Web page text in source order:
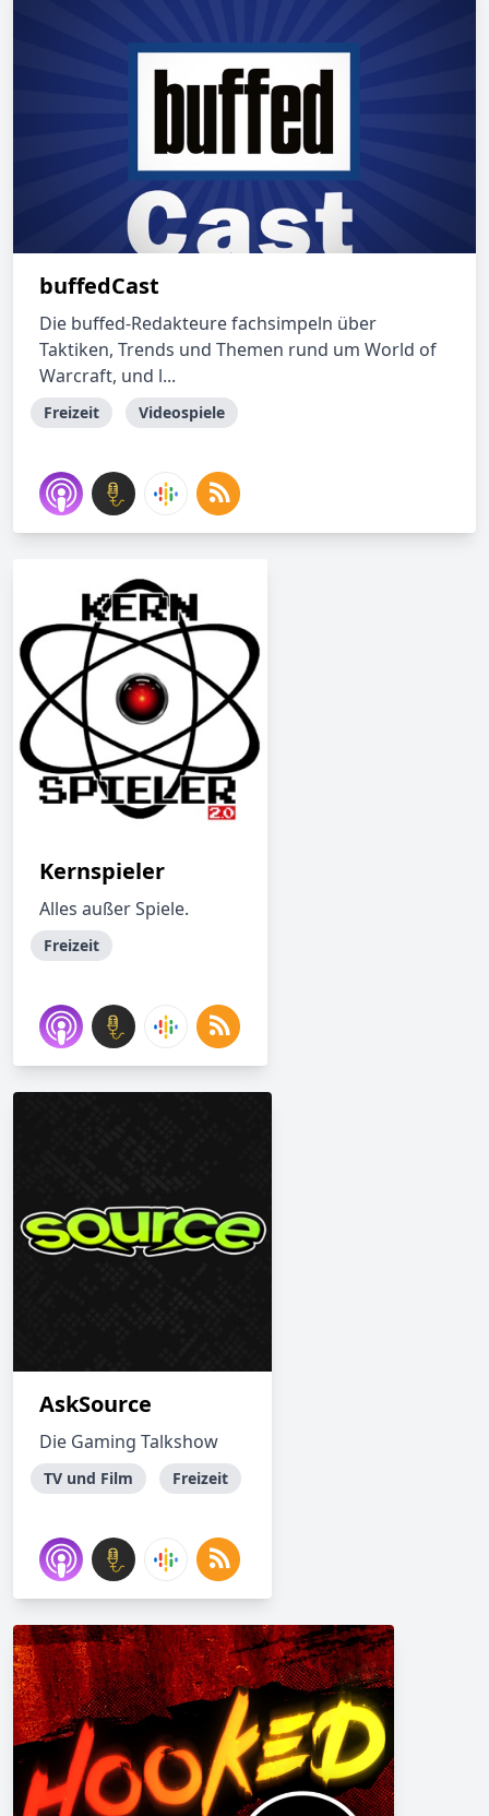
buffedCast
Die buffed-Redakteure fachsimpeln über
Taktiken, Trends und Themen rund um World of
Warcraft, und l...
Freizeit Videospiele
Kernspieler
Alles außer Spiele.
Freizeit
AskSource
Die Gaming Talkshow
TV und Film Freizeit